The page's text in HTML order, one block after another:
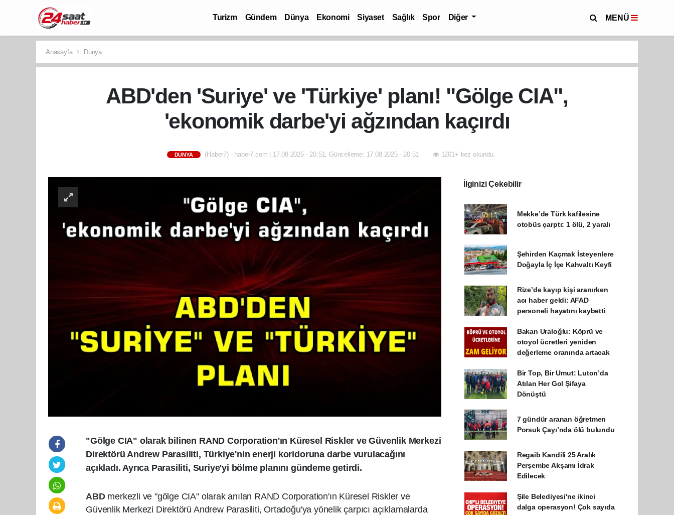
Turizm Gündem Dünya Ekonomi Siyaset Sağlık Spor Diğer MENÜ
Anasayfa Dünya
ABD'den 'Suriye' ve 'Türkiye' planı! "Gölge CIA",
'ekonomik darbe'yi ağzından kaçırdı
DÜNYA (Haber7) - haber7.com | 17.08.2025 - 20:51, Güncelleme: 17.08.2025 - 20:51 1201+ kez okundu.
"Gölge CIA" olarak bilinen RAND Corporation'ın Küresel Riskler ve Güvenlik Merkezi
Direktörü Andrew Parasiliti, Türkiye'nin enerji koridoruna darbe vurulacağını
açıkladı. Ayrıca Parasiliti, Suriye'yi bölme planını gündeme getirdi.
ABD merkezli ve "gölge CIA" olarak anılan RAND Corporation'ın Küresel Riskler ve
Güvenlik Merkezi Direktörü Andrew Parasiliti, Ortadoğu'ya yönelik çarpıcı açıklamalarda
İlginizi Çekebilir
Mekke’de Türk kafilesine
otobüs çarptı: 1 ölü, 2 yaralı
Şehirden Kaçmak İsteyenlere
Doğayla İç İçe Kahvaltı Keyfi
Rize’de kayıp kişi aranırken
acı haber geldi: AFAD
personeli hayatını kaybetti
Bakan Uraloğlu: Köprü ve
otoyol ücretleri yeniden
değerleme oranında artacak
Bir Top, Bir Umut: Luton’da
Atılan Her Gol Şifaya
Dönüştü
7 gündür aranan öğretmen
Porsuk Çayı’nda ölü bulundu
Regaib Kandili 25 Aralık
Perşembe Akşamı İdrak
Edilecek
Şile Belediyesi'ne ikinci
dalga operasyon! Çok sayıda